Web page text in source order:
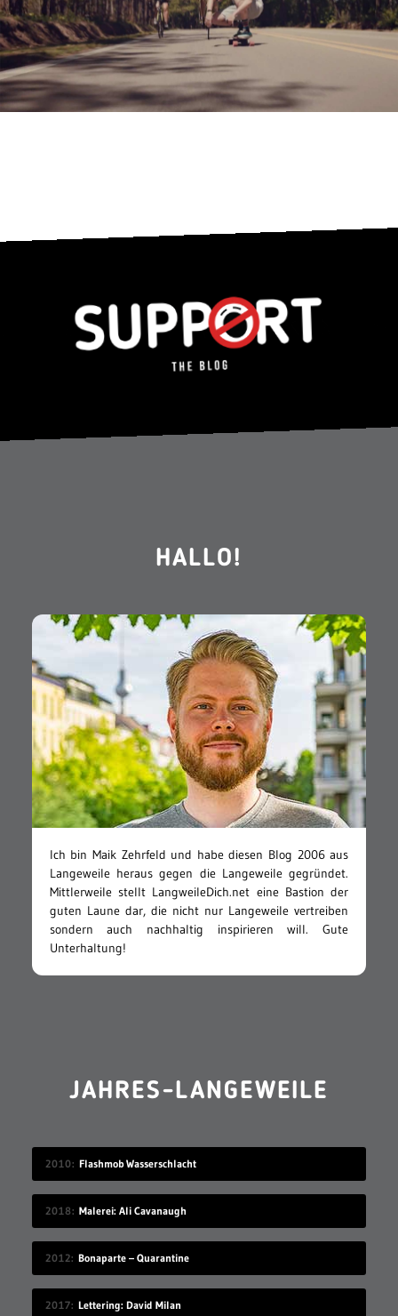
HALLO!
Ich bin Maik Zehrfeld und habe diesen Blog 2006 aus
Langeweile heraus gegen die Langeweile gegründet.
Mittlerweile stellt LangweileDich.net eine Bastion der
guten Laune dar, die nicht nur Langeweile vertreiben
sondern auch nachhaltig inspirieren will. Gute
Unterhaltung!
JAHRES-LANGEWEILE
2010 Flashmob Wasserschlacht
2018 Malerei: Ali Cavanaugh
2012 Bonaparte – Quarantine
2017 Lettering: David Milan